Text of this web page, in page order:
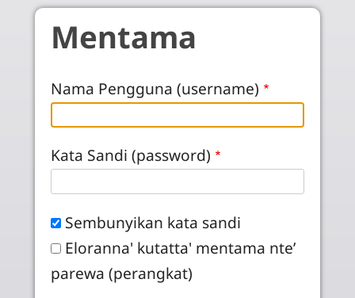
Skip to main content
Mentama
Nama Pengguna (username)
Kata Sandi (password)
Sembunyikan kata sandi
Eloranna' kutatta' mentama nte’
parewa (perangkat)